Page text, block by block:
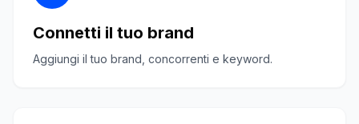
Connetti il tuo brand
Aggiungi il tuo brand, concorrenti e keyword.